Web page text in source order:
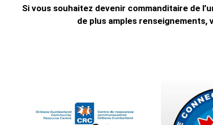
Si vous souhaitez devenir commanditaire de
de plus amples renseignements,